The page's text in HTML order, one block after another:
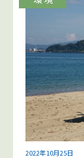
2022年10月25日